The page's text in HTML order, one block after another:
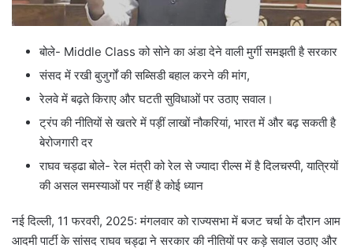
बोले- Middle Class को सोने का अंडा देने वाली मुर्गी समझती है सरकार
संसद में रखी बुजुर्गों की सब्सिडी बहाल करने की मांग,
रेलवे में बढ़ते किराए और घटती सुविधाओं पर उठाए सवाल।
ट्रंप की नीतियों से खतरे में पड़ीं लाखों नौकरियां, भारत में और बढ़ सकती है
बेरोजगारी दर
राघव चड्ढा बोले- रेल मंत्री को रेल से ज्यादा रील्स में है दिलचस्पी, यात्रियों
की असल समस्याओं पर नहीं है कोई ध्यान
नई दिल्ली, 11 फरवरी, 2025: मंगलवार को राज्यसभा में बजट चर्चा के दौरान आम
आदमी पार्टी के सांसद राघव चड्ढा ने सरकार की नीतियों पर कड़े सवाल उठाए और